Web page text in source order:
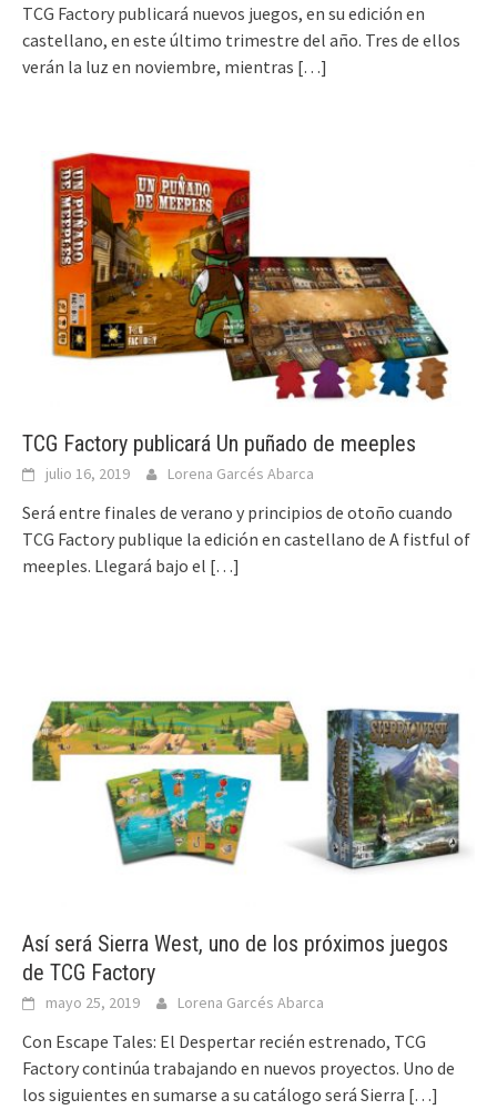
TCG Factory publicará nuevos juegos, en su edición en
castellano, en este último trimestre del año. Tres de ellos
verán la luz en noviembre, mientras […]
TCG Factory publicará Un puñado de meeples
julio 16, 2019 Lorena Garcés Abarca
Será entre finales de verano y principios de otoño cuando
TCG Factory publique la edición en castellano de A fistful of
meeples. Llegará bajo el […]
Así será Sierra West, uno de los próximos juegos
de TCG Factory
mayo 25, 2019 Lorena Garcés Abarca
Con Escape Tales: El Despertar recién estrenado, TCG
Factory continúa trabajando en nuevos proyectos. Uno de
los siguientes en sumarse a su catálogo será Sierra […]